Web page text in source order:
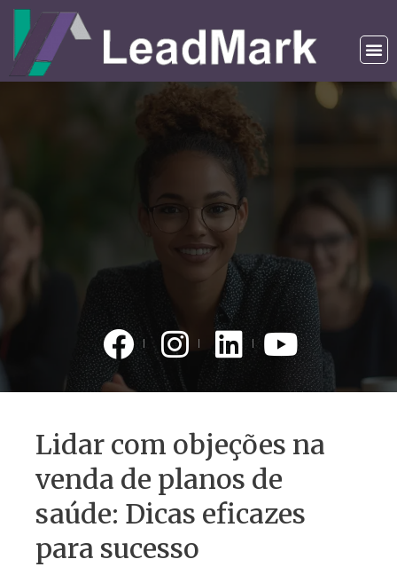
Lidar com objeções na
venda de planos de
saúde: Dicas eficazes
para sucesso